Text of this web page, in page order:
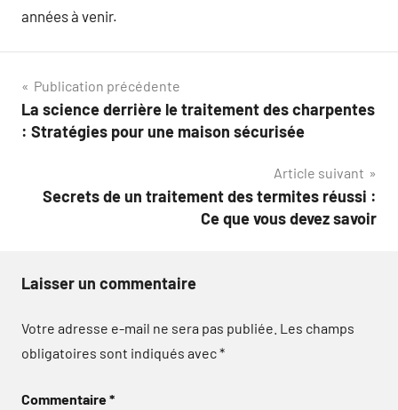
années à venir.
Navigation
de
Publication précédente
La science derrière le traitement des charpentes
: Stratégies pour une maison sécurisée
Article suivant
Secrets de un traitement des termites réussi :
Ce que vous devez savoir
Laisser un commentaire
Votre adresse e-mail ne sera pas publiée. Les champs
obligatoires sont indiqués avec*
Commentaire*